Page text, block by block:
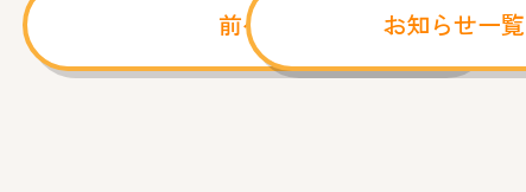
前へ お知らせ一